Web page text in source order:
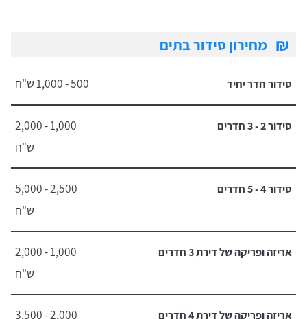
₪ מחירון סידור בתים
סידור חדר יחיד 500 - 1,000 ש"ח
סידור 2 - 3 חדרים
1,000 - 2,000
ש"ח
סידור 4 - 5 חדרים
2,500 - 5,000
ש"ח
אריזה ופריקה של דירת 3 חדרים
1,000 - 2,000
ש"ח
אריזה ופריקה של דירת 4 חדרים 2,000 - 3,500